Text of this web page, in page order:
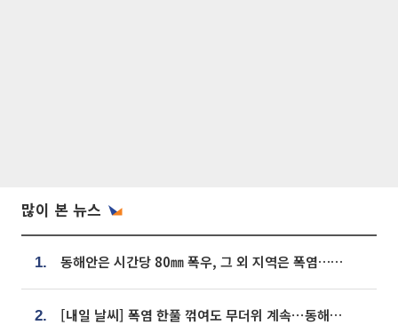
많이 본 뉴스
1. 동해안은 시간당 80㎜ 폭우, 그 외 지역은 폭염…‘극과 극 날씨’
2. [내일 날씨] 폭염 한풀 꺾여도 무더위 계속⋯동해안 이틀 연속 비